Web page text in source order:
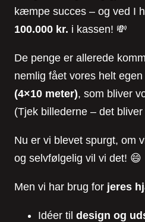
kæmpe succes – og ved I
100.000 kr. i kassen! 💸
De penge er allerede
nemlig fået vores helt egen
(4×10 meter), som bliver
(Tjek billederne – det
Nu er vi blevet spurgt, om
og selvfølgelig vil vi det! 😄
Men vi har brug for jeres
Idéer til design og